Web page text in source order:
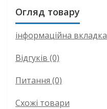
Огляд товару
інформаційна вкладка
Відгуків (0)
Питання (0)
Схожі товари